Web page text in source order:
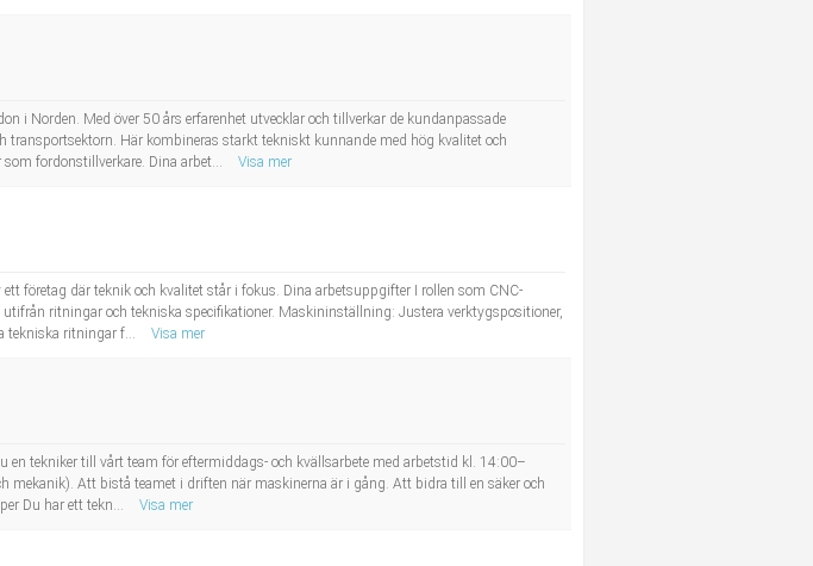
i Norden. Med över 50 års erfarenhet utvecklar och tillverkar de kundanpassade
Här kombineras starkt tekniskt kunnande med hög kvalitet och
fordonstillverkare. Dina arbet...
Visa mer
företag där teknik och kvalitet står i fokus. Dina arbetsuppgifter I rollen som CNC-
ritningar och tekniska specifikationer. Maskininställning: Justera verktygspositioner,
tekniska ritningar f...
Visa mer
en tekniker till vårt team för eftermiddags- och kvällsarbete med arbetstid kl. 14:00–
mekanik). Att bistå teamet i driften när maskinerna är i gång. Att bidra till en säker och
Du har ett tekn...
Visa mer